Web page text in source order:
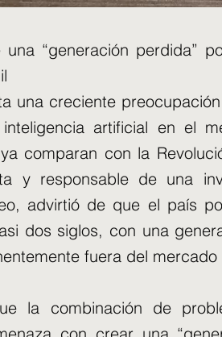
una “generación perdida”
una creciente
artificial en el
comparan con la
y responsable de una
advirtió de que el país
dos siglos, con una
fuera del mercado
la combinación de